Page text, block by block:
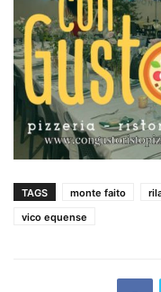
TAGS monte faito
vico equense